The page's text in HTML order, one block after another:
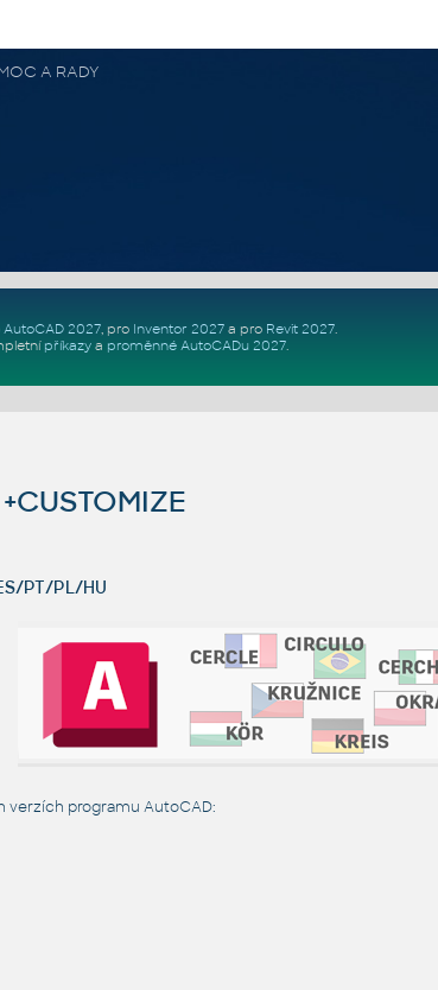
A RADY
AutoCAD 2027, pro Inventor 2027a pro Revit 2027.
příkazya proměnné AutoCADu 2027.
PT/PL/HU
programu AutoCAD: